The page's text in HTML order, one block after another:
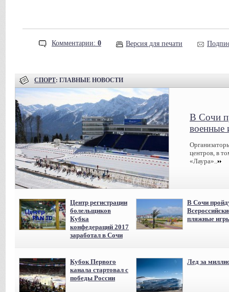
Комментарии: 0 Версия для печати
СПОРТ: ГЛАВНЫЕ НОВОСТИ
В Сочи
военные
центров, в
«Лаура»..
Центр регистрации
болельщиков
Кубка
конфедераций 2017
заработал в Сочи
В Сочи
пляжные
Кубок Первого
канала стартовал с
победы России
Лед за